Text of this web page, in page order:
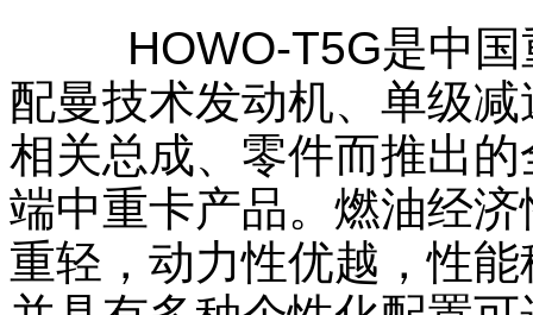
HOWO-T5G是中国
配曼技术发动机、单级
相关总成、零件而推出
端中重卡产品。燃油经
重轻，动力性优越，性